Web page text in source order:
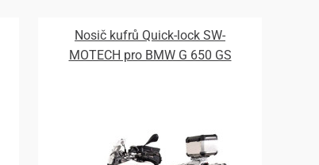
Nosič kufrů Quick-lock SW-
MOTECH pro BMW G 650 GS